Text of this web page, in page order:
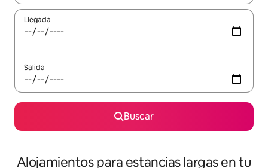
Llegada
Salida
Buscar
Alojamientos para estancias largas en tu